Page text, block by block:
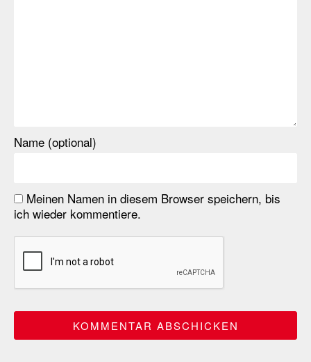
Name (optional)
Meinen Namen in diesem Browser speichern, bis
ich wieder kommentiere.